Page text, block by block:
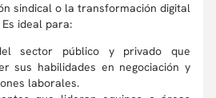
sindical o la transformación digital
ideal para:
sector público y privado que
sus habilidades en negociación y
laborales.